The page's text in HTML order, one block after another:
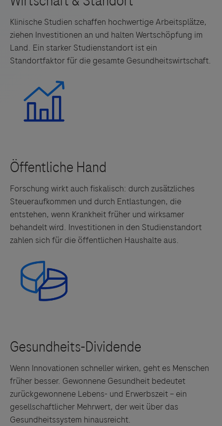
Klinische Studien schaffen hochwertige Arbeitsplätze,
ziehen Investitionen an und halten Wertschöpfung im
Land. Ein starker Studienstandort ist ein
Standortfaktor für die gesamte Gesundheitswirtschaft.
Forschung wirkt auch fiskalisch: durch zusätzliches
Steueraufkommen und durch Entlastungen, die
entstehen, wenn Krankheit früher und wirksamer
behandelt wird. Investitionen in den Studienstandort
zahlen sich für die öffentlichen Haushalte aus.
Wenn Innovationen schneller wirken, geht es Menschen
früher besser. Gewonnene Gesundheit bedeutet
zurückgewonnene Lebens- und Erwerbszeit – ein
gesellschaftlicher Mehrwert, der weit über das
Gesundheitssystem hinausreicht.